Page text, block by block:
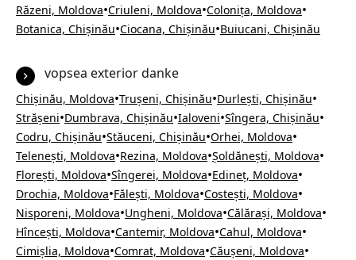
Răzeni, Moldova•Criuleni, Moldova•Colonița, Moldova•
Botanica, Chișinău•Ciocana, Chișinău•Buiucani, Chișinău
vopsea exterior danke
Chișinău, Moldova•Trușeni, Chișinău•Durlești, Chișinău•
Strășeni•Dumbrava, Chișinău•Ialoveni•Sîngera, Chișinău•
Codru, Chișinău•Stăuceni, Chișinău•Orhei, Moldova•
Telenești, Moldova•Rezina, Moldova•Șoldănești, Moldova•
Florești, Moldova•Sîngerei, Moldova•Edineț, Moldova•
Drochia, Moldova•Fălești, Moldova•Costești, Moldova•
Nisporeni, Moldova•Ungheni, Moldova•Călărași, Moldova•
Hîncești, Moldova•Cantemir, Moldova•Cahul, Moldova•
Cimișlia, Moldova•Comrat, Moldova•Căușeni, Moldova•